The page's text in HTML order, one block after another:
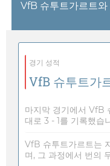
VfB 슈투트가르트
경기 성적
VfB 슈투트가
마지막 경기에서 VfB
대로 3 - 1를 기록했습
VfB 슈투트가르트는
며, 그 과정에서 번의